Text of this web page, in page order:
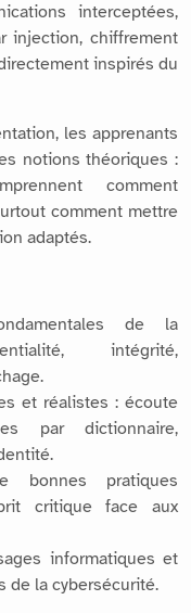
interceptées,
injection, chiffrement
inspirés du
les apprenants
notions théoriques :
comment
comment mettre
adaptés.
de la
intégrité,
et réalistes : écoute
par dictionnaire,
bonnes pratiques
critique face aux
informatiques et
de la cybersécurité.